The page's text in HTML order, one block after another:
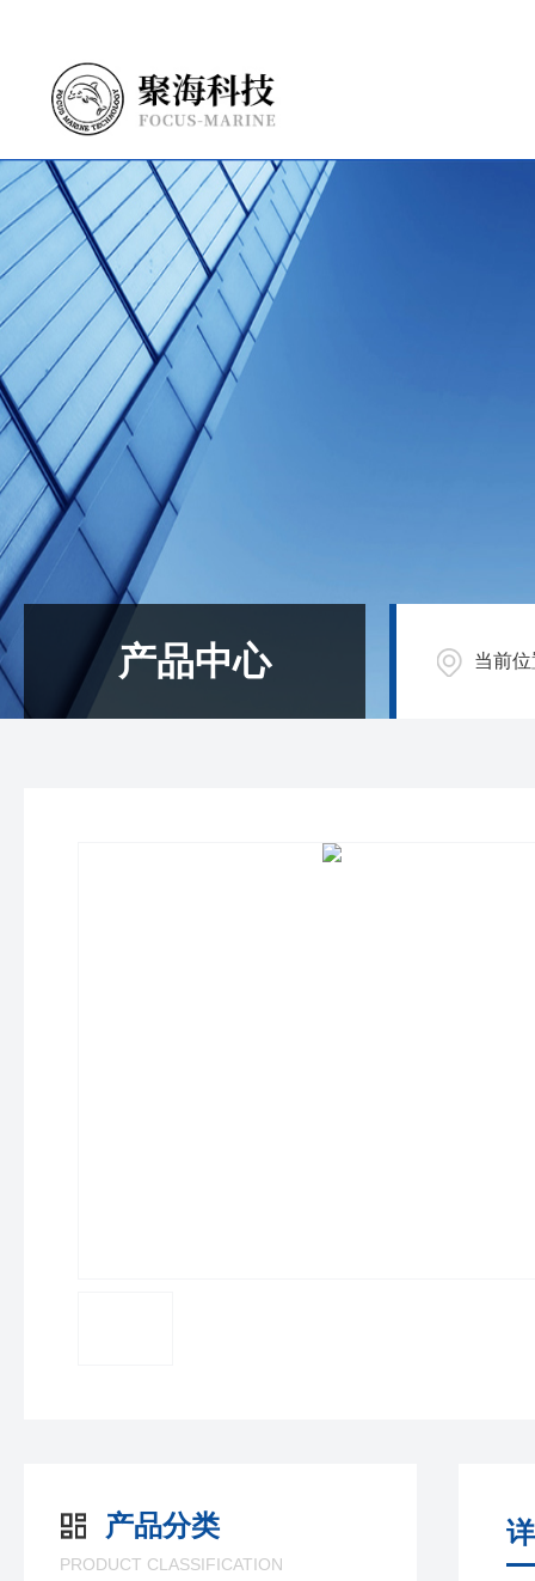
产品中心 当前
产品分类
PRODUCT CLASSIFICATION